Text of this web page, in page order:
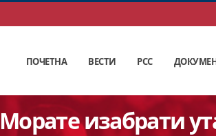
ПОЧЕТНА ВЕСТИ РСС
Морате изабрати